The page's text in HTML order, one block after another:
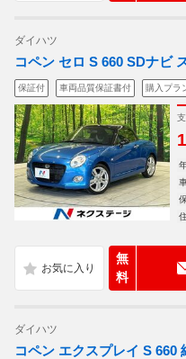
ダイハツ
コペン セロ S 660 SDナビ
保証付 車両品質保証書付 購入プラ
無
料
ダイハツ
コペン エクスプレイ S